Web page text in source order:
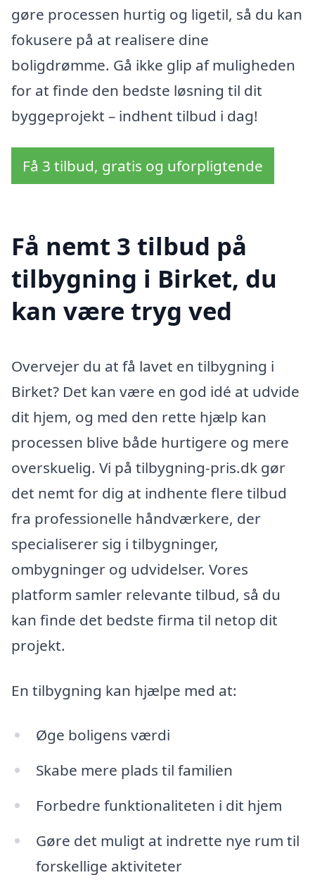
gøre processen hurtig og ligetil, så du kan
fokusere på at realisere dine
boligdrømme. Gå ikke glip af muligheden
for at finde den bedste løsning til dit
byggeprojekt – indhent tilbud i dag!
Få 3 tilbud, gratis og uforpligtende
Få nemt 3 tilbud på
tilbygning i Birket, du
kan være tryg ved
Overvejer du at få lavet en tilbygning i
Birket? Det kan være en god idé at udvide
dit hjem, og med den rette hjælp kan
processen blive både hurtigere og mere
overskuelig. Vi på tilbygning-pris.dk gør
det nemt for dig at indhente flere tilbud
fra professionelle håndværkere, der
specialiserer sig i tilbygninger,
ombygninger og udvidelser. Vores
platform samler relevante tilbud, så du
kan finde det bedste firma til netop dit
projekt.
En tilbygning kan hjælpe med at:
Øge boligens værdi
Skabe mere plads til familien
Forbedre funktionaliteten i dit hjem
Gøre det muligt at indrette nye rum til
forskellige aktiviteter